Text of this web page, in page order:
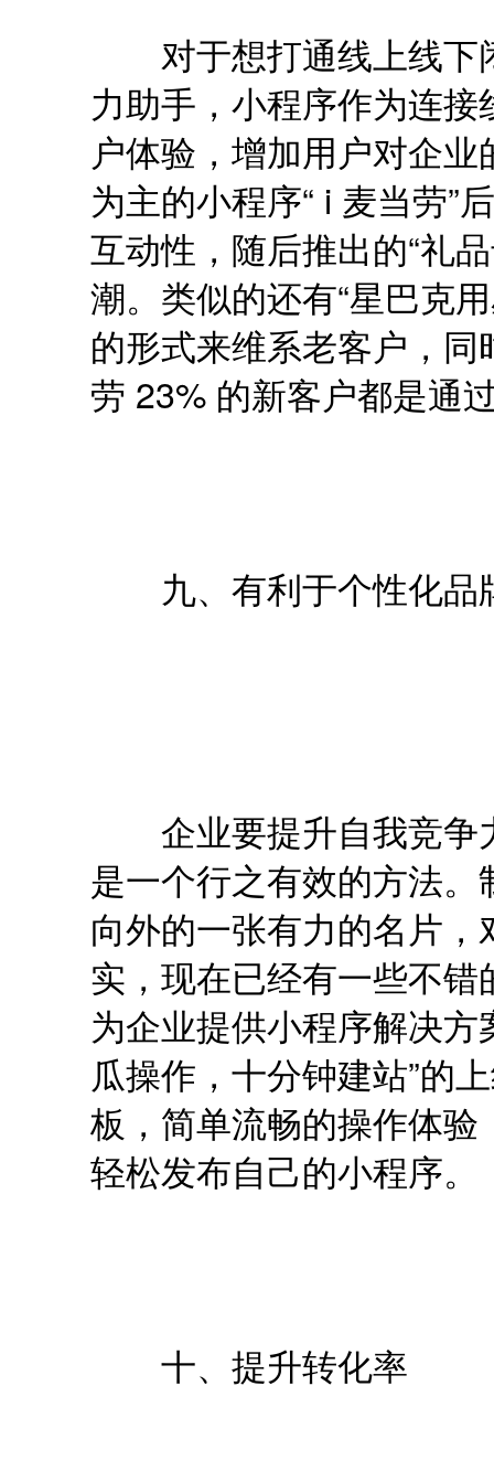
对于想打通线上线下
力助手，小程序作为连
户体验，增加用户对企
为主的小程序“ i 麦当劳”
互动性，随后推出的“礼
潮。类似的还有“星巴克
的形式来维系老客户，
劳 23% 的新客户都是通
九、有利于个性化品
企业要提升自我竞争
是一个行之有效的方法
向外的一张有力的名片
实，现在已经有一些不
为企业提供小程序解决
瓜操作，十分钟建站”的
板，简单流畅的操作体
轻松发布自己的小程序。
十、提升转化率